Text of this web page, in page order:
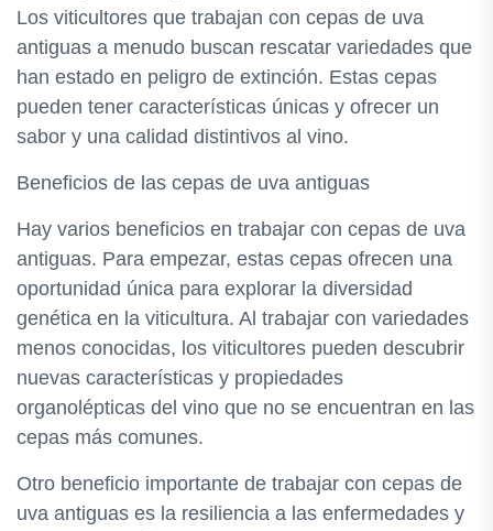
Los viticultores que trabajan con cepas de uva
antiguas a menudo buscan rescatar variedades que
han estado en peligro de extinción. Estas cepas
pueden tener características únicas y ofrecer un
sabor y una calidad distintivos al vino.
Beneficios de las cepas de uva antiguas
Hay varios beneficios en trabajar con cepas de uva
antiguas. Para empezar, estas cepas ofrecen una
oportunidad única para explorar la diversidad
genética en la viticultura. Al trabajar con variedades
menos conocidas, los viticultores pueden descubrir
nuevas características y propiedades
organolépticas del vino que no se encuentran en las
cepas más comunes.
Otro beneficio importante de trabajar con cepas de
uva antiguas es la resiliencia a las enfermedades y